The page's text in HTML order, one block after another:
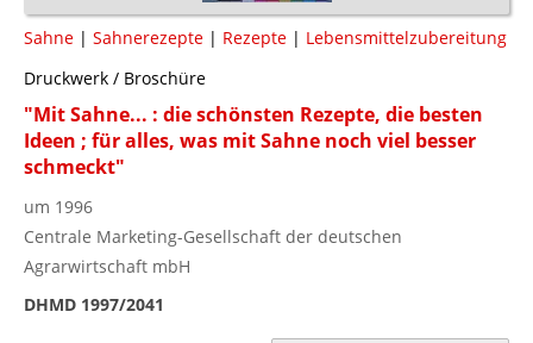
Sahne | Sahnerezepte | Rezepte | Lebensmittelzubereitung
Druckwerk / Broschüre
"Mit Sahne... : die schönsten Rezepte, die besten
Ideen ; für alles, was mit Sahne noch viel besser
schmeckt"
um 1996
Centrale Marketing-Gesellschaft der deutschen
Agrarwirtschaft mbH
DHMD 1997/2041